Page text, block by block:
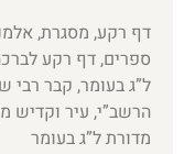
דף רקע, מסגרת,
ספרים, דף רקע
ל”ג בעומר, קבר רבי
הרשב”י, עיר וקדיש
מדורת ל”ג בעומר